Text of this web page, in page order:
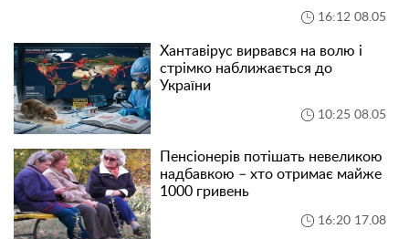
16:12 08.05
Хантавірус вирвався на волю і
стрімко наближається до
України
10:25 08.05
Пенсіонерів потішать невеликою
надбавкою – хто отримає майже
1000 гривень
16:20 17.08